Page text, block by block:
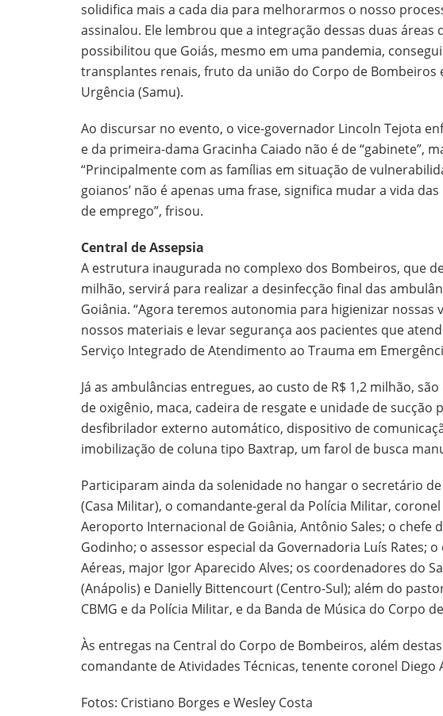
solidifica mais a cada dia para melhorarmos o nosso
assinalou. Ele lembrou que a integração dessas duas áreas
possibilitou que Goiás, mesmo em uma pandemia,
transplantes renais, fruto da união do Corpo de Bombeiros
Urgência (Samu).
Ao discursar no evento, o vice-governador Lincoln Tejota
e da primeira-dama Gracinha Caiado não é de “gabinete”,
“Principalmente com as famílias em situação de
goianos’ não é apenas uma frase, significa mudar a vida
de emprego”, frisou.
Central de Assepsia
A estrutura inaugurada no complexo dos Bombeiros, que
milhão, servirá para realizar a desinfecção final das
Goiânia. “Agora teremos autonomia para higienizar
nossos materiais e levar segurança aos pacientes que
Serviço Integrado de Atendimento ao Trauma em
Já as ambulâncias entregues, ao custo de R$ 1,2 milhão,
de oxigênio, maca, cadeira de resgate e unidade de
desfibrilador externo automático, dispositivo de
imobilização de coluna tipo Baxtrap, um farol de busca
Participaram ainda da solenidade no hangar o secretário
(Casa Militar), o comandante-geral da Polícia Militar,
Aeroporto Internacional de Goiânia, Antônio Sales; o chefe
Godinho; o assessor especial da Governadoria Luís Rates;
Aéreas, major Igor Aparecido Alves; os coordenadores do
(Anápolis) e Danielly Bittencourt (Centro-Sul); além do
CBMG e da Polícia Militar, e da Banda de Música do Corpo
Às entregas na Central do Corpo de Bombeiros, além
comandante de Atividades Técnicas, tenente coronel Diego
Fotos: Cristiano Borges e Wesley Costa